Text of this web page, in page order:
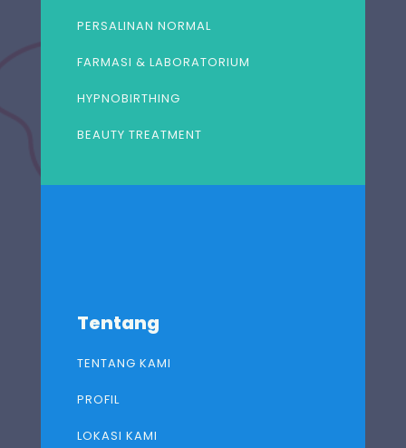
PERSALINAN NORMAL
FARMASI & LABORATORIUM
HYPNOBIRTHING
BEAUTY TREATMENT
Tentang
TENTANG KAMI
PROFIL
LOKASI KAMI